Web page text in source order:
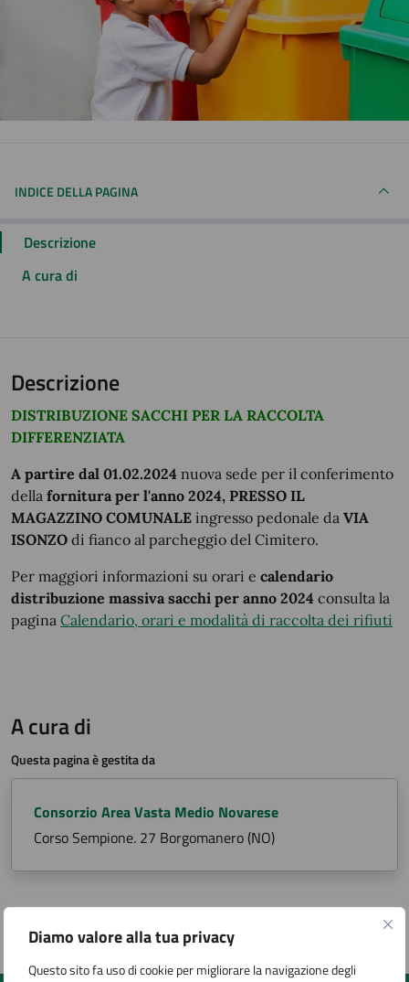
Diamo valore alla tua privacy
Questo sito fa uso di cookie per migliorare la navigazione degli
INDICE DELLA PAGINA
Descrizione
A cura di
Descrizione
DISTRIBUZIONE SACCHI PER LA RACCOLTA
DIFFERENZIATA
A partire dal 01.02.2024 nuova sede per il conferimento
della fornitura per l'anno 2024, PRESSO IL
MAGAZZINO COMUNALE ingresso pedonale da VIA
ISONZO di fianco al parcheggio del Cimitero.
Per maggiori informazioni su orari e calendario
distribuzione massiva sacchi per anno 2024 consulta la
pagina Calendario, orari e modalità di raccolta dei rifiuti
A cura di
Questa pagina è gestita da
Consorzio Area Vasta Medio Novarese
Corso Sempione. 27 Borgomanero (NO)
Ultimo aggiornamento:02/02/2024, 08:49